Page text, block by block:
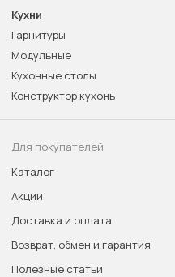
Кухни
Гарнитуры
Модульные
Кухонные столы
Конструктор кухонь
Для покупателей
Каталог
Акции
Доставка и оплата
Возврат, обмен и гарантия
Полезные статьи